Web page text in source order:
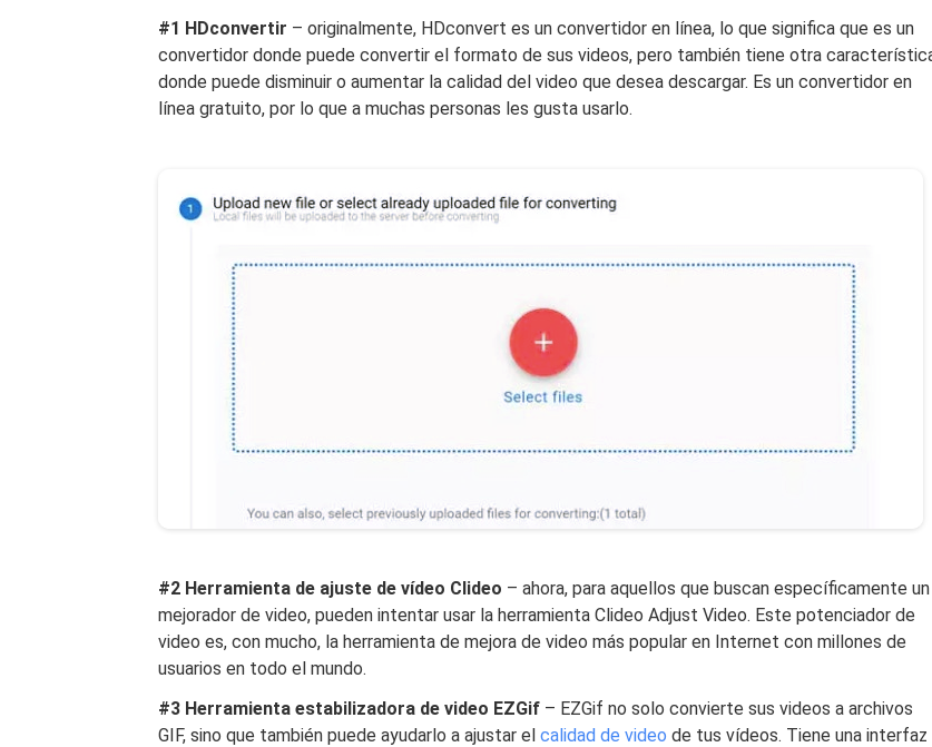
#1 HDconvertir – originalmente, HDconvert es un convertidor en línea, lo que significa que es un
convertidor donde puede convertir el formato de sus videos, pero también tiene otra
donde puede disminuir o aumentar la calidad del video que desea descargar. Es un convertidor en
línea gratuito, por lo que a muchas personas les gusta usarlo.
#2 Herramienta de ajuste de vídeo Clideo – ahora, para aquellos que buscan específicamente un
mejorador de video, pueden intentar usar la herramienta Clideo Adjust Video. Este potenciador de
video es, con mucho, la herramienta de mejora de video más popular en Internet con millones de
usuarios en todo el mundo.
#3 Herramienta estabilizadora de video EZGif – EZGif no solo convierte sus videos a archivos
GIF, sino que también puede ayudarlo a ajustar el calidad de video de tus vídeos. Tiene una interfaz